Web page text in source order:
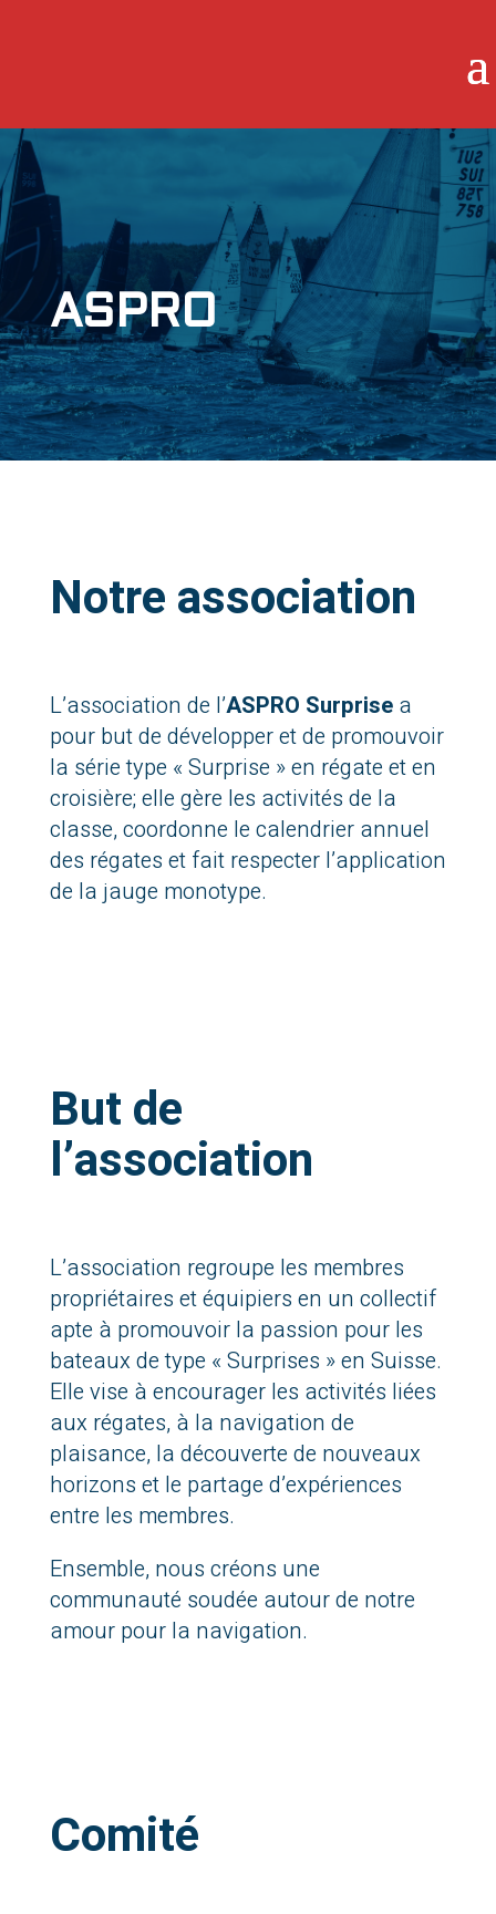
ASPRO
Notre association
L’association de l’ASPRO Surprisea
pour but de développer et de promouvoir
la série type « Surprise » en régate et en
croisière; elle gère les activités de la
classe, coordonne le calendrier annuel
des régates et fait respecter l’application
de la jauge monotype.
But de
l’association
L’association regroupe les membres
propriétaires et équipiers en un collectif
apte à promouvoir la passion pour les
bateaux de type « Surprises » en Suisse.
Elle vise à encourager les activités liées
aux régates, à la navigation de
plaisance, la découverte de nouveaux
horizons et le partage d’expériences
entre les membres.
Ensemble, nous créons une
communauté soudée autour de notre
amour pour la navigation.
Comité